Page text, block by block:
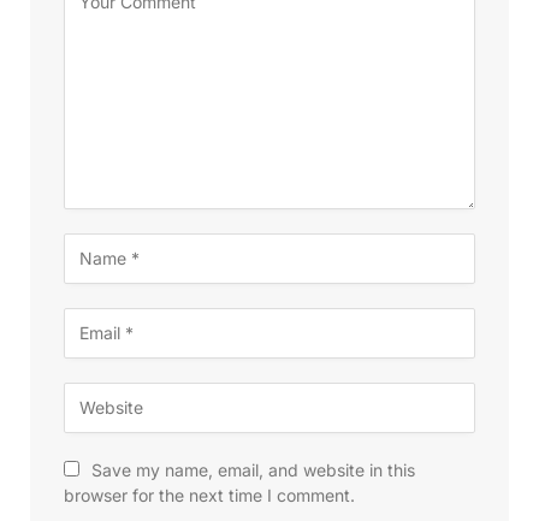
Save my name, email, and website in this
browser for the next time I comment.